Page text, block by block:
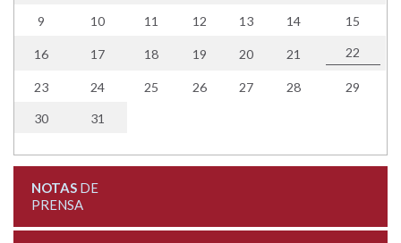
9 10 11 12 13 14 15
16 17 18 19 20 21 22
23 24 25 26 27 28 29
30 31
NOTASDE
PRENSA